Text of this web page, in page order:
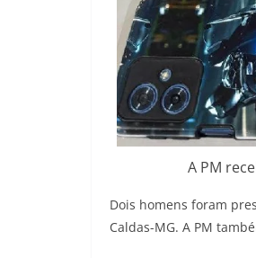
A PM
Dois homens foram
Caldas-MG. A PM